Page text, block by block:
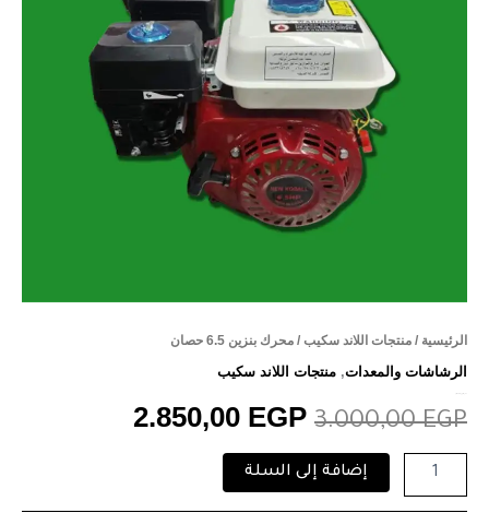
الرئيسية / منتجات اللاند سكيب / محرك بنزين 6.5 حصان
الرشاشات والمعدات, منتجات اللاند سكيب
3.000,00EGP
3.000,00 EGP.
2.850,00 EGP
2.850,00 EGP.
إضافة إلى السلة